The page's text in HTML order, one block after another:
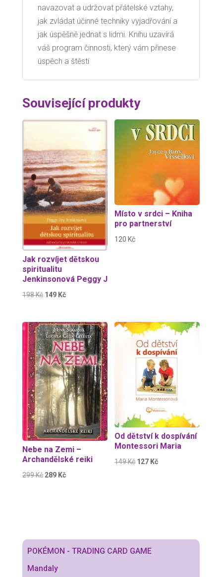
navazovat a udržovat přátelské vztahy,
jak zvládat účinné techniky vyjadřování a
jak úspěšně jednat s lidmi. Knihu uzavírá
váš program činnosti, který vám přinese
úspěch a štěstí
Související produkty
Jak rozvíjet dětskou
spiritualitu
Jenkinsonová Peggy J
198Kč Původní
byla:
198 Kč.
149 KčAktuální
je:
149 Kč.
Místo v srdci – Kniha
pro partnerství
120Kč
Sleva!
Nebe na Zemi –
Archandělské reiki
299Kč Původní
289 KčAktuální
Sleva!
Od dětství k dospívání
Montessori Maria
149Kč Původní
127 KčAktuální
POKÉMON - TRADING CARD GAME
Mandaly